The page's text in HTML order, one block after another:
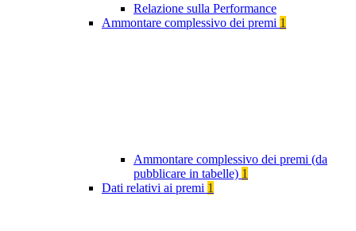
Relazione sulla Performance
Ammontare complessivo dei premi 1
Ammontare complessivo dei premi (da
pubblicare in tabelle) 1
Dati relativi ai premi 1